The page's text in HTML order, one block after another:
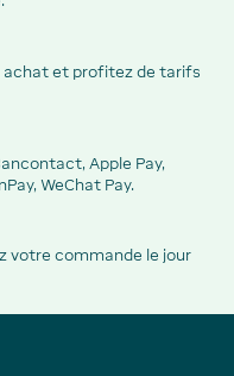
achat et profitez de tarifs
Apple Pay,
WeChat Pay.
votre commande le jour